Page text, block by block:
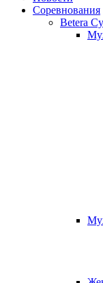
Соревнования
Betera